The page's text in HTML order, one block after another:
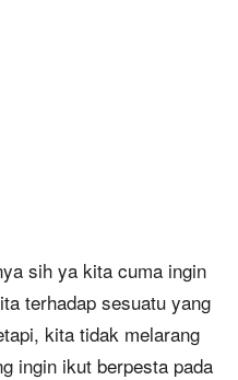
sih ya kita cuma ingin
terhadap sesuatu yang
kita tidak melarang
ingin ikut berpesta pada